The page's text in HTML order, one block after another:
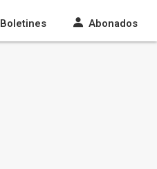
Boletines Abonados